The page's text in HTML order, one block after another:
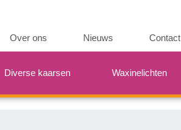
Over ons Nieuws Contact
Diverse kaarsen Waxinelichten